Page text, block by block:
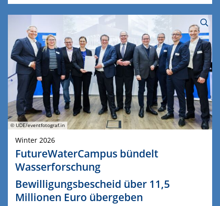
© UDE/eventfotograf.in
Winter 2026
FutureWaterCampus bündelt
Wasserforschung
Bewilligungsbescheid über 11,5
Millionen Euro übergeben